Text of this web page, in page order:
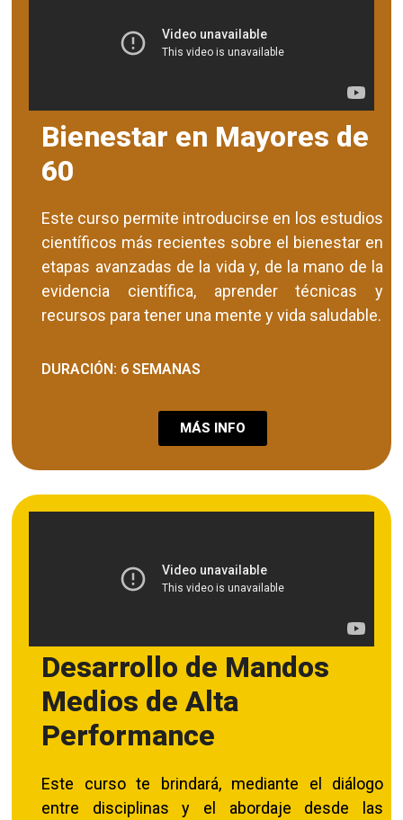
Bienestar en Mayores de
60
Este curso permite introducirse en los estudios
científicos más recientes sobre el bienestar en
etapas avanzadas de la vida y, de la mano de la
evidencia científica, aprender técnicas y
recursos para tener una mente y vida saludable.
DURACIÓN: 6 SEMANAS
MÁS INFO
Desarrollo de Mandos
Medios de Alta
Performance
Este curso te brindará, mediante el diálogo
entre disciplinas y el abordaje desde las